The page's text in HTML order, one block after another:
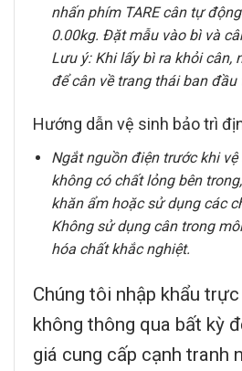
nhấn phím TARE cân tự
0.00kg. Đặt mẫu vào bì và
Lưu ý: Khi lấy bì ra khỏi cân,
để cân về trang thái ban đầu
Hướng dẫn vệ sinh bảo trì
Ngắt nguồn điện trước khi
không có chất lỏng bên
khăn ẩm hoặc sử dụng các
Không sử dụng cân trong
hóa chất khắc nghiệt.
Chúng tôi nhập khẩu
không thông qua bất kỳ
giá cung cấp cạnh tranh